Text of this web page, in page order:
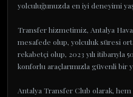
yolculuğunuzda en iyi deneyimi
Transfer hizmetimiz, Antalya
mesafede olup, yolculuk süresi
rekabetçi olup, 2023 yılı itibarıyla
konforlu araçlarımızla güvenli bir
Antalya Transfer Club olarak,